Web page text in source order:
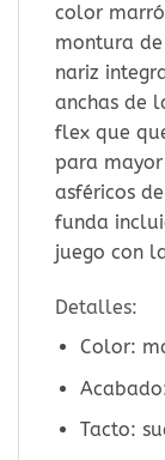
color
montura
nariz
anchas de
flex que
para
asféricos
funda
juego con
Detalles:
Color:
Tacto: